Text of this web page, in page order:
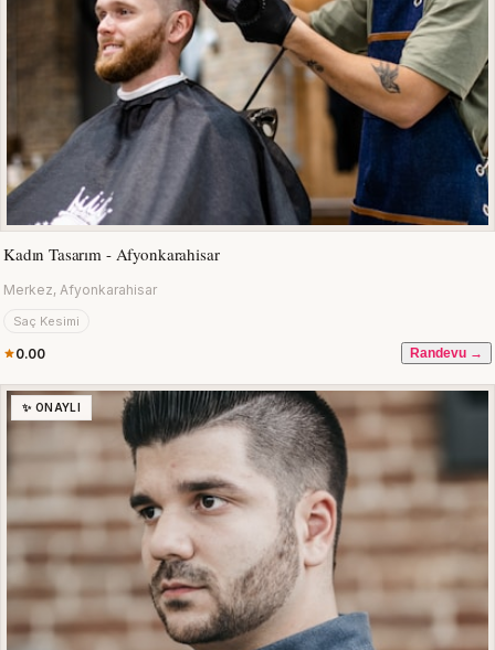
Kadın Tasarım - Afyonkarahisar
Merkez, Afyonkarahisar
Saç Kesimi
0.00 Randevu →
✨ ONAYLI